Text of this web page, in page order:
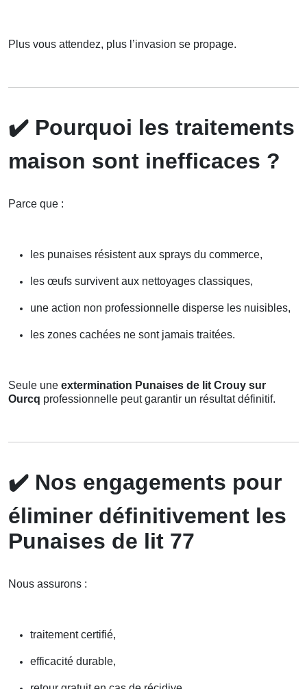
Plus vous attendez, plus l’invasion se propage.
✔️ Pourquoi les traitements
maison sont inefficaces ?
Parce que :
les punaises résistent aux sprays du commerce,
les œufs survivent aux nettoyages classiques,
une action non professionnelle disperse les nuisibles,
les zones cachées ne sont jamais traitées.
Seule une extermination Punaises de lit Crouy sur
Ourcq professionnelle peut garantir un résultat définitif.
✔️ Nos engagements pour
éliminer définitivement les
Punaises de lit 77
Nous assurons :
traitement certifié,
efficacité durable,